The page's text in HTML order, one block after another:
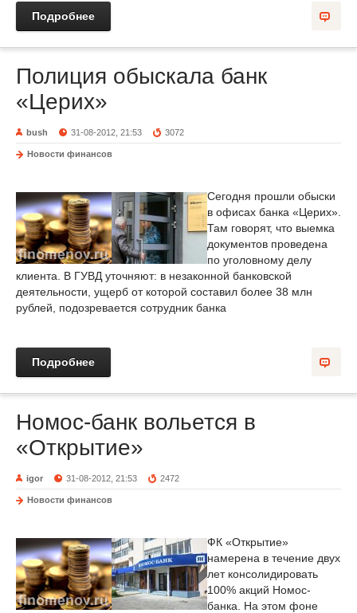
Подробнее
Полиция обыскала банк
«Церих»
bush 31-08-2012, 21:53 3072
Новости финансов
Сегодня прошли обыски
в офисах банка «Церих».
Там говорят, что выемка
документов проведена
по уголовному делу
клиента. В ГУВД уточняют: в незаконной банковской
деятельности, ущерб от которой составил более 38 млн
рублей, подозревается сотрудник банка
Подробнее
Номос-банк вольется в
«Открытие»
igor 31-08-2012, 21:53 2472
Новости финансов
ФК «Открытие»
намерена в течение двух
лет консолидировать
100% акций Номос-
банка. На этом фоне